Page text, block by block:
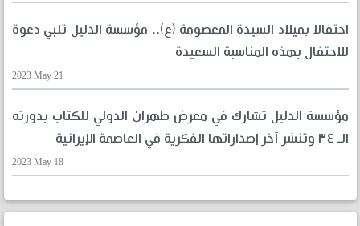
احتفالا بميلاد السيدة المعصومة (ع).. مؤسسة الدليل تلبي دعوة
للاحتفال بهذه المناسبة السعيدة
2023 May 21
مؤسسة الدليل تشارك في معرض طهران الدولي للكتاب بدورته
الـ ٣٤ وتنشر آخر إصداراتها الفكرية في العاصمة الإيرانية
2023 May 18